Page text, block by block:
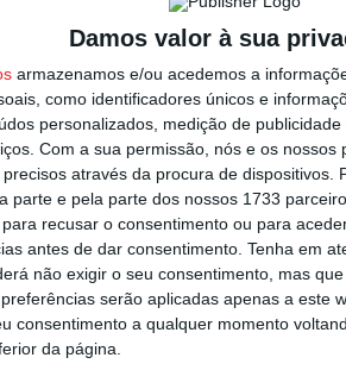
Damos valor à sua
armazenamos e/ou acedemos a
como identificadores únicos e
personalizados, medição de
Com a sua permissão, nós e os
através da procura de dispositivos.
parte e pela parte dos nossos 1733
recusar o consentimento ou para
antes de dar consentimento. Tenha em
não exigir o seu consentimento, mas
serão aplicadas apenas a este
consentimento a qualquer momento
da página.
avançado marroquino